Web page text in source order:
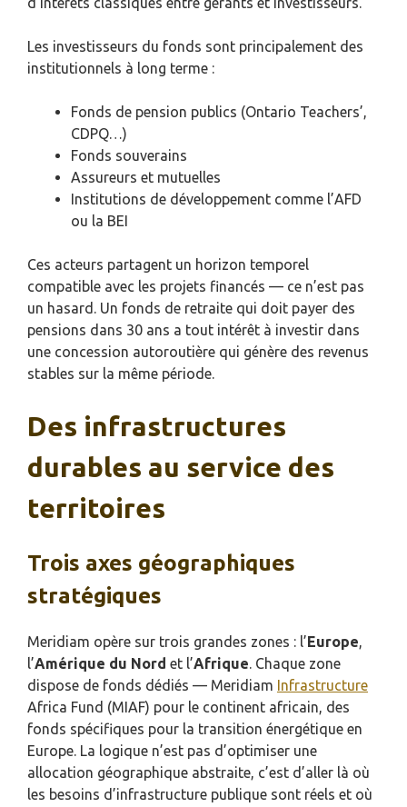
Les investisseurs du fonds sont principalement des
institutionnels à long terme :
Fonds de pension publics (Ontario Teachers’,
CDPQ…)
Fonds souverains
Assureurs et mutuelles
Institutions de développement comme l’AFD
ou la BEI
Ces acteurs partagent un horizon temporel
compatible avec les projets financés — ce n’est pas
un hasard. Un fonds de retraite qui doit payer des
pensions dans 30 ans a tout intérêt à investir dans
une concession autoroutière qui génère des revenus
stables sur la même période.
Des infrastructures
durables au service des
territoires
Trois axes géographiques
stratégiques
Meridiam opère sur trois grandes zones : l’Europe,
l’Amérique du Nord et l’Afrique. Chaque zone
dispose de fonds dédiés — Meridiam Infrastructure
Africa Fund (MIAF) pour le continent africain, des
fonds spécifiques pour la transition énergétique en
Europe. La logique n’est pas d’optimiser une
allocation géographique abstraite, c’est d’aller là où
les besoins d’infrastructure publique sont réels et où